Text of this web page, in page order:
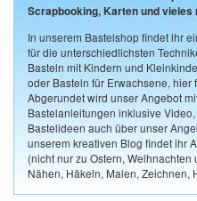
Scrapbooking, Karten und vieles
In unserem Bastelshop findet ihr
für die unterschiedlichsten
Basteln mit Kindern und
oder Basteln für Erwachsene,
Abgerundet wird unser Angebot
Bastelanleitungen inklusive
Bastelideen auch über unser
unserem kreativen Blog findet ihr
(nicht nur zu Ostern,
Nähen, Häkeln, Malen, Zeichnen,